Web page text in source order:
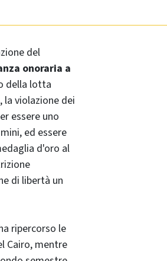
del
onoraria a
della lotta
violazione dei
essere uno
ed essere
d'oro al
di libertà un
ripercorso le
Cairo, mentre